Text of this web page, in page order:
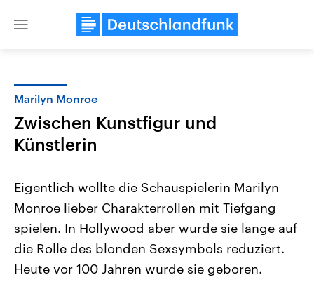
Close
Landtagswahl Sachsen-Anhalt
2026
Alle Informationen
USA
Aktuelle Beiträge,
Hintergründe
Wirtschaftlich und
Marilyn Monroe
Zwischen Kunstfigur und
Künstlerin
Eigentlich wollte die Schauspielerin Marilyn
Monroe lieber Charakterrollen mit Tiefgang
spielen. In Hollywood aber wurde sie lange auf
die Rolle des blonden Sexsymbols reduziert.
Heute vor 100 Jahren wurde sie geboren.